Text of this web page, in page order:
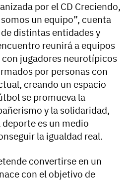
por el CD Creciendo,
un equipo”, cuenta
distintas entidades y
reunirá a equipos
jugadores neurotípicos
por personas con
creando un espacio
se promueva la
y la solidaridad,
es un medio
la igualdad real.
convertirse en un
con el objetivo de